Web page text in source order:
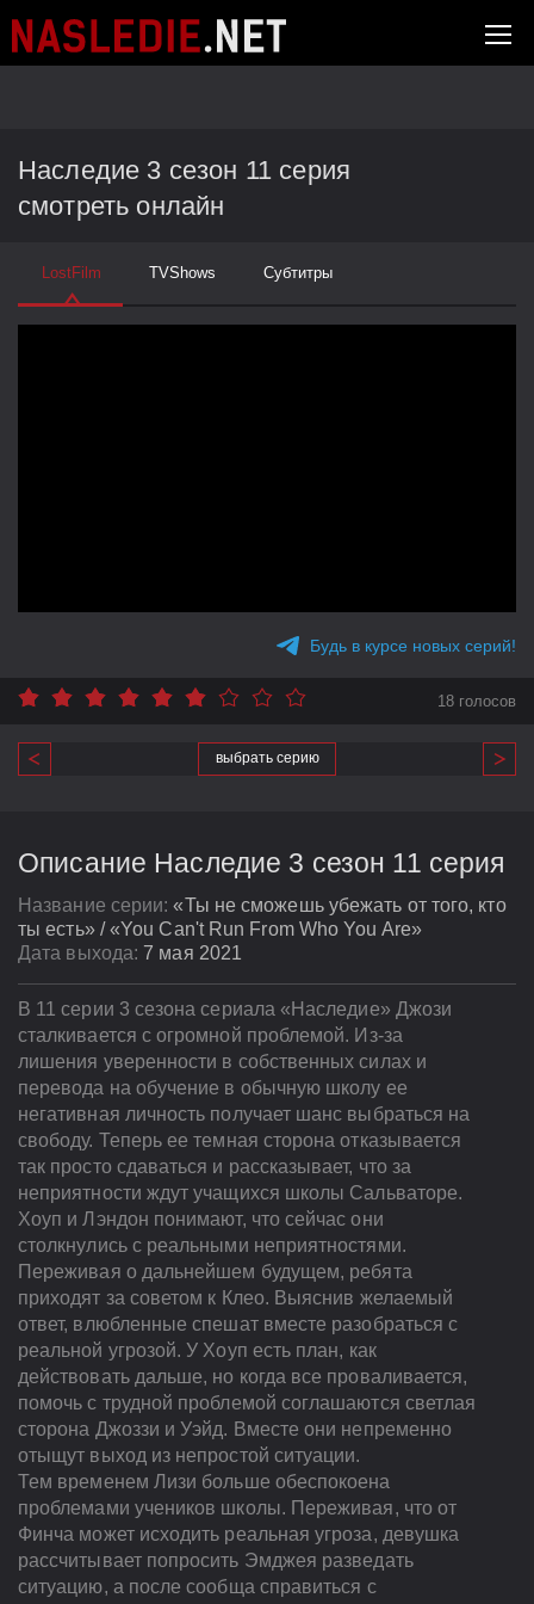
Наследие 3 сезон 11 серия
смотреть онлайн
LostFilm TVShows Субтитры
18 голосов
Будь в курсе новых серий!
выбрать серию
Описание Наследие 3 сезон 11 серия
Название серии:«Ты не сможешь убежать от того, кто
ты есть» / «You Can't Run From Who You Are»
Дата выхода:7 мая 2021
В 11 серии 3 сезона сериала «Наследие» Джози
сталкивается с огромной проблемой. Из-за
лишения уверенности в собственных силах и
перевода на обучение в обычную школу ее
негативная личность получает шанс выбраться на
свободу. Теперь ее темная сторона отказывается
так просто сдаваться и рассказывает, что за
неприятности ждут учащихся школы Сальваторе.
Хоуп и Лэндон понимают, что сейчас они
столкнулись с реальными неприятностями.
Переживая о дальнейшем будущем, ребята
приходят за советом к Клео. Выяснив желаемый
ответ, влюбленные спешат вместе разобраться с
реальной угрозой. У Хоуп есть план, как
действовать дальше, но когда все проваливается,
помочь с трудной проблемой соглашаются светлая
сторона Джоззи и Уэйд. Вместе они непременно
отыщут выход из непростой ситуации.
Тем временем Лизи больше обеспокоена
проблемами учеников школы. Переживая, что от
Финча может исходить реальная угроза, девушка
рассчитывает попросить Эмджея разведать
ситуацию, а после сообща справиться с